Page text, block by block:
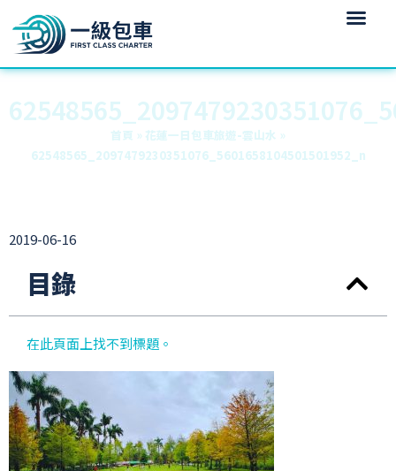
首頁 » 花蓮一日包車旅遊-雲山水 »
62548565_2097479230351076_5601658104501501952_n
2019-06-16
目錄
在此頁面上找不到標題。